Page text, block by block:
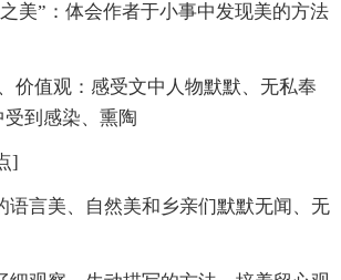
美”：体会作者于小事中发现美的方法
价值观：感受文中人物默默、无私奉
到感染、熏陶
]
语言美、自然美和乡亲们默默无闻、无